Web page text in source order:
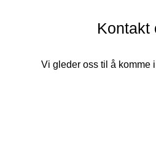
Kontakt
Vi gleder oss til å komme